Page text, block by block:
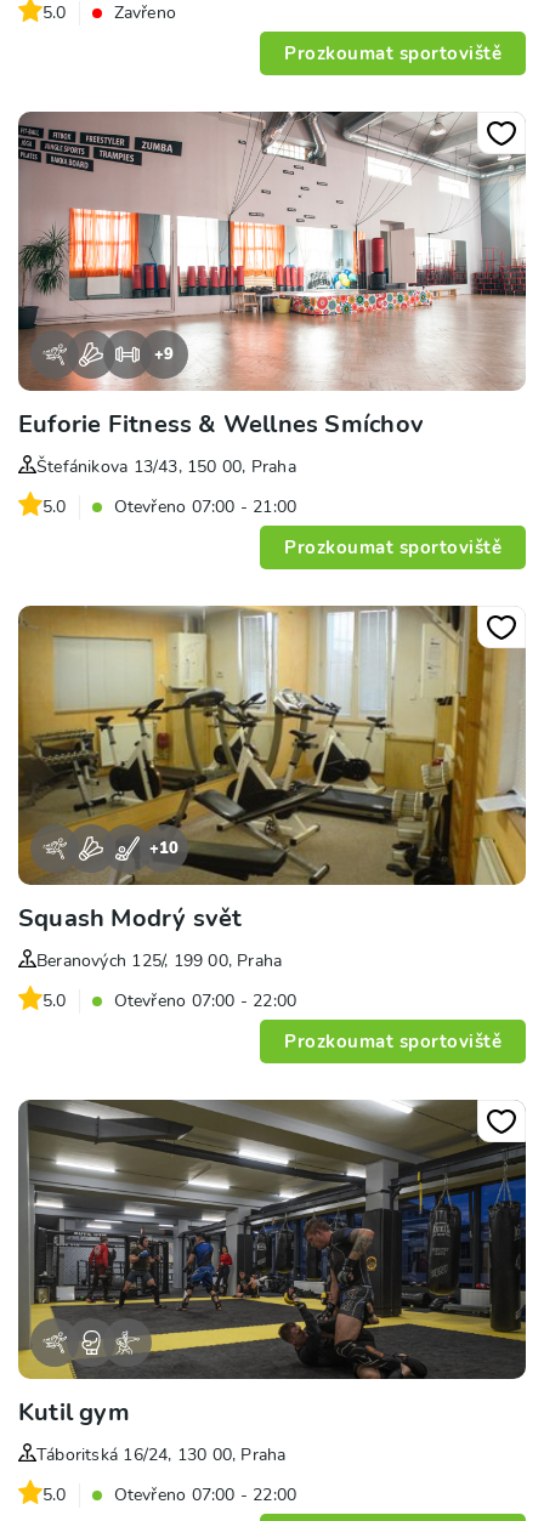
5.0
Zavřeno
Prozkoumat sportoviště
+9
Euforie Fitness & Wellnes Smíchov
Štefánikova 13/43, 150 00, Praha
5.0
Otevřeno 07:00 - 21:00
Prozkoumat sportoviště
+10
Squash Modrý svět
Beranových 125/, 199 00, Praha
5.0
Otevřeno 07:00 - 22:00
Prozkoumat sportoviště
Kutil gym
Táboritská 16/24, 130 00, Praha
5.0
Otevřeno 07:00 - 22:00